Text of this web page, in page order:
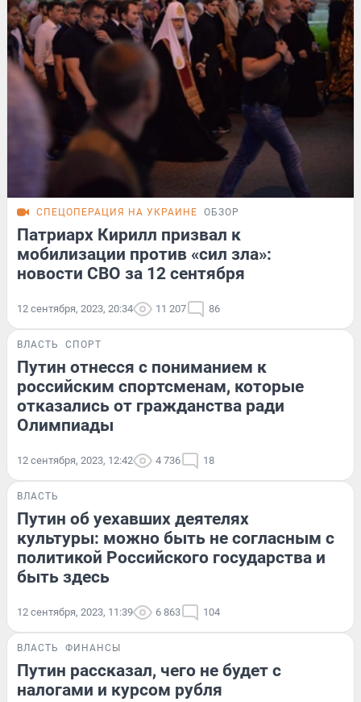
СПЕЦОПЕРАЦИЯ НА УКРАИНЕ ОБЗОР
Патриарх Кирилл призвал к
мобилизации против «сил зла»:
новости СВО за 12 сентября
12 сентября, 2023, 20:34 11 207 86
ВЛАСТЬ СПОРТ
Путин отнесся с пониманием к
российским спортсменам, которые
отказались от гражданства ради
Олимпиады
12 сентября, 2023, 12:42 4 736 18
ВЛАСТЬ
Путин об уехавших деятелях
культуры: можно быть не согласным с
политикой Российского государства и
быть здесь
12 сентября, 2023, 11:39 6 863 104
ВЛАСТЬ ФИНАНСЫ
Путин рассказал, чего не будет с
налогами и курсом рубля